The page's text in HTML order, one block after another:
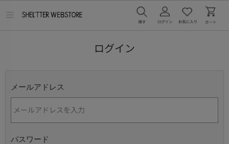
ログイン
メールアドレス
パスワード